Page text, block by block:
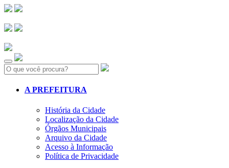
Search:
A PREFEITURA
História da Cidade
Localização da Cidade
Órgãos Municipais
Arquivo da Cidade
Acesso à Informação
Política de Privacidade